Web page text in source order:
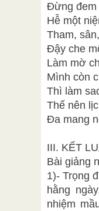
Đừng đem
Hễ một
Tham,
Đậy che
Làm mờ
Mình còn
Thì làm
Thế nên
Đa mang
III. KẾT
Bài giảng
1)- Trọng
hằng
nhiệm